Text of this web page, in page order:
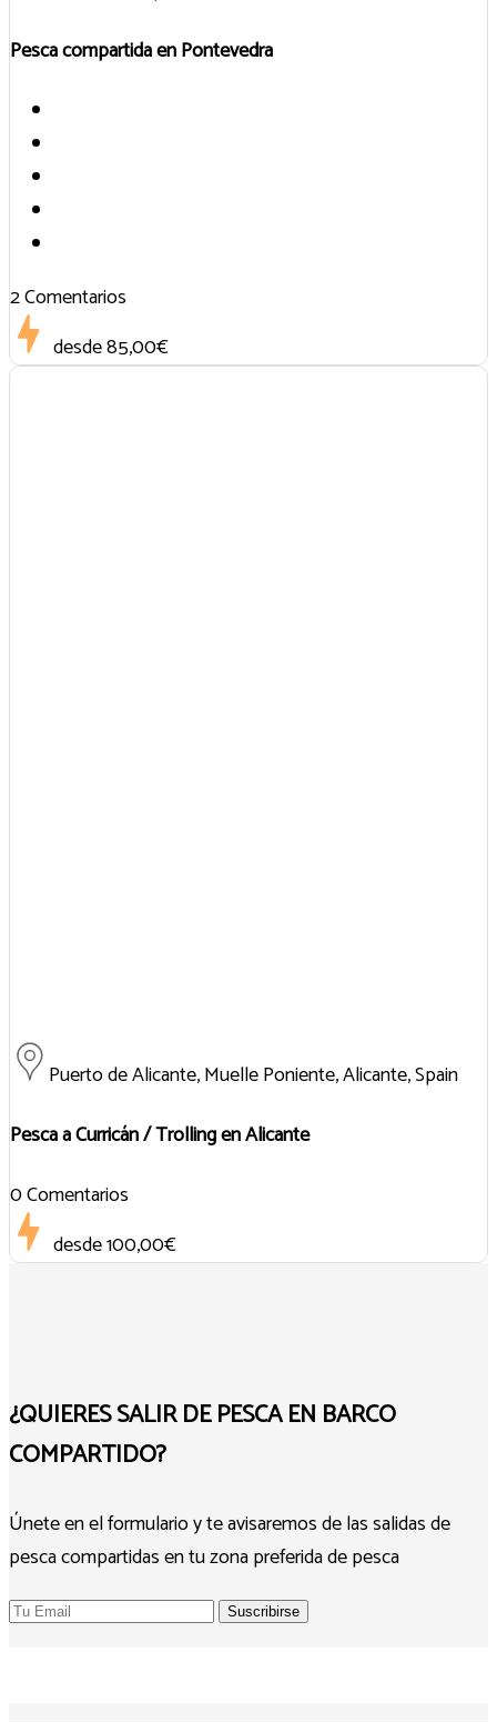
Pesca compartida en Pontevedra
2 Comentarios
desde85,00€
Puerto de Alicante, Muelle Poniente, Alicante, Spain
Pesca a Curricán / Trolling en Alicante
0 Comentarios
desde100,00€
¿QUIERES SALIR DE PESCA EN BARCO
COMPARTIDO?
Únete en el formulario y te avisaremos de las salidas de
pesca compartidas en tu zona preferida de pesca